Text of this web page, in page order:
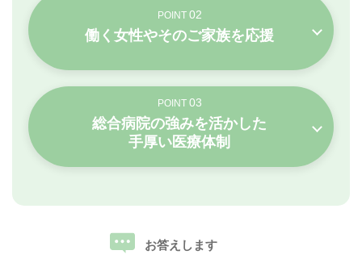
POINT 02
働く女性やそのご家族を応援
POINT 03
総合病院の強みを活かした
手厚い医療体制
お答えします